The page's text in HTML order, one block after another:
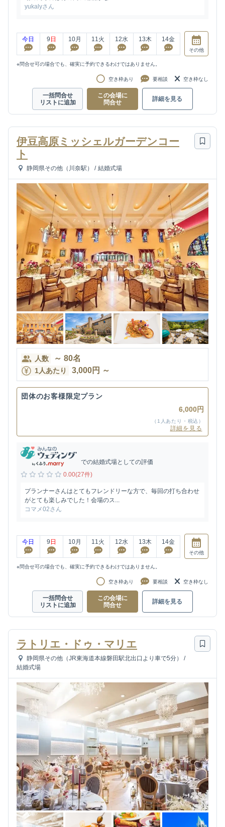
yukalyさん
今日 9 日 10月 11 火 12水 13木 14金
その他
※問合せ可の場合でも、確実に予約できるわけではありません。
空き枠あり 要相談 空き枠なし
一括問合せ
リストに追加
この会場に
問合せ
詳細を見る
伊豆高原ミッシェルガーデンコー
ト
静岡県その他（川奈駅） / 結婚式場
人数 ～ 80名
1人あたり 3,000円 ～
団体のお客様限定プラン
6,000円
（1人あたり・税込）
詳細を見る
での結婚式場としての評価
0.00(27件)
プランナーさんはとてもフレンドリーな方で、毎回の打ち合わせ
がとても楽しみでした！会場のス...
コマメ02さん
今日 9 日 10月 11火 12水 13木 14金
その他
※問合せ可の場合でも、確実に予約できるわけではありません。
空き枠あり 要相談 空き枠なし
一括問合せ
リストに追加
この会場に
問合せ
詳細を見る
ラトリエ・ドゥ・マリエ
静岡県その他（JR東海道本線磐田駅北出口より車で5分）
/
結婚式場